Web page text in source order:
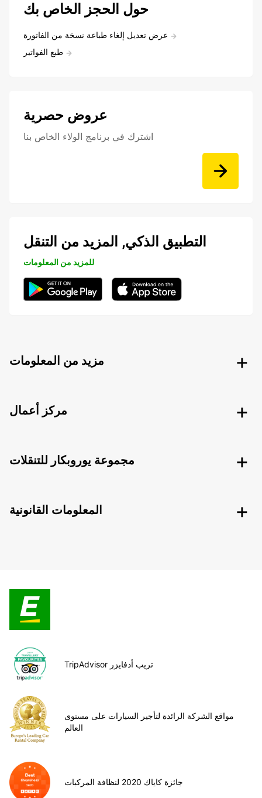
حول الحجز الخاص بك
عرض تعديل إلغاء طباعة نسخة من الفاتورة
طبع الفواتير
عروض حصرية
اشترك في برنامج الولاء الخاص بنا
التطبيق الذكي, المزيد من التنقل
للمزيد من المعلومات
مزيد من المعلومات
مركز أعمال
مجموعة يوروبكار للتنقلات
المعلومات القانونية
TripAdvisor تريب أدفايزر
مواقع الشركة الرائدة لتأجير السيارات على مستوى
العالم
جائزة كاياك 2020 لنظافة المركبات